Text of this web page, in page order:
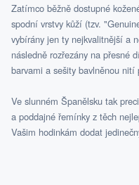
Zatímco běžně dostupné
spodní vrstvy kůží (tzv.
vybírány jen ty nejkvalitnější a
následně rozřezány na přesné
barvami a sešity bavlněnou nití
Ve slunném Španělsku tak
a poddajné řemínky z těch
Vašim hodinkám dodat